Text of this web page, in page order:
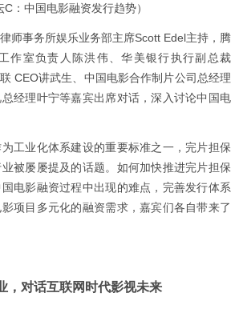
C：中国电影融资发行趋势）
师事务所娱乐业务部主席Scott Edel主持，腾
作室负责人陈洪伟、华美银行执行副总裁
CEO讲武生、中国电影合作制片公司总经理
经理叶宁等嘉宾出席对话，深入讨论中国电
工业化体系建设的重要标准之一，完片担保
被屡屡提及的话题。如何加快推进完片担保
电影融资过程中出现的难点，完善发行体系
项目多元化的融资需求，嘉宾们各自带来了
，对话互联网时代影视未来